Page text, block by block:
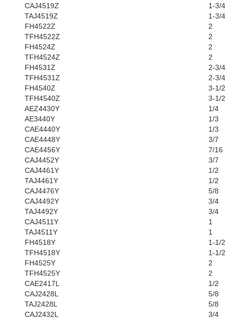
CAJ4519Z
1-3/4
TAJ4519Z
1-3/4
FH4522Z
2
TFH4522Z
2
FH4524Z
2
TFH4524Z
2
FH4531Z
2-3/4
TFH4531Z
2-3/4
FH4540Z
3-1/2
TFH4540Z
3-1/2
AEZ4430Y
1/4
AE3440Y
1/3
CAE4440Y
1/3
CAE4448Y
3/7
CAE4456Y
7/16
CAJ4452Y
3/7
CAJ4461Y
1/2
TAJ4461Y
1/2
CAJ4476Y
5/8
CAJ4492Y
3/4
TAJ4492Y
3/4
CAJ4511Y
1
TAJ4511Y
1
FH4518Y
1-1/2
TFH4518Y
1-1/2
FH4525Y
2
TFH4525Y
2
CAE2417L
1/2
CAJ2428L
5/8
TAJ2428L
5/8
CAJ2432L
3/4